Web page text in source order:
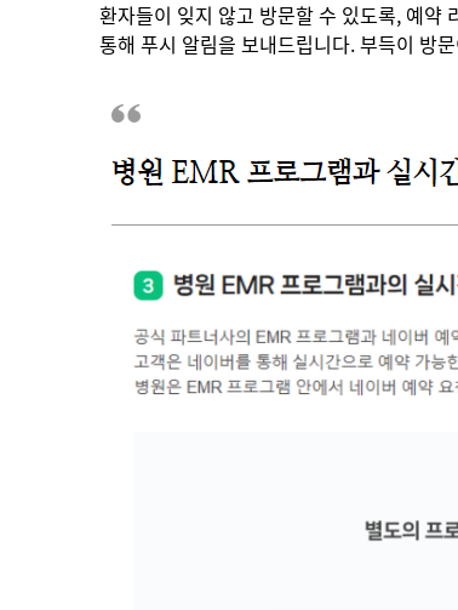
환자들이 잊지 않고 방문할 수 있도록, 예약
통해 푸시 알림을 보내드립니다. 부득이 방